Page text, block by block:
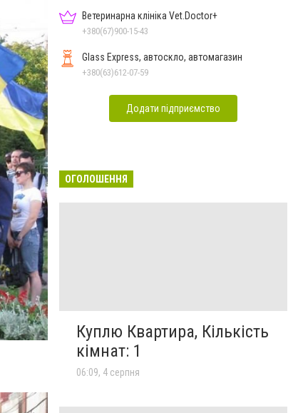
Ветеринарна клініка Vet.Doctor+
+380(67)900-15-43
Glass Express, автоскло, автомагазин
+380(63)612-07-59
Додати підприємство
ОГОЛОШЕННЯ
Куплю Квартира, Кількість
кімнат: 1
06:09, 4 серпня